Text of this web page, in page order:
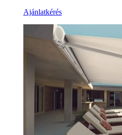
Ajánlatkérés